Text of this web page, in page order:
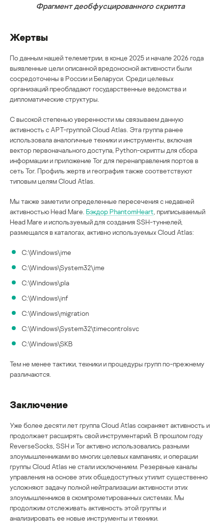
Фрагмент деобфусцированного скрипта
Жертвы
По данным нашей телеметрии, в конце 2025 и начале 2026 года
выявленные цели описанной вредоносной активности были
сосредоточены в России и Беларуси. Среди целевых
организаций преобладают государственные ведомства и
дипломатические структуры.
С высокой степенью уверенности мы связываем данную
активность с APT-группой Cloud Atlas. Эта группа ранее
использовала аналогичные техники и инструменты, включая
вектор первоначального доступа, Python-скрипты для сбора
информации и приложение Tor для перенаправления портов в
сеть Tor. Профиль жертв и география также соответствуют
типовым целям Cloud Atlas.
Мы также заметили определенные пересечения с недавней
активностью Head Mare. Бэкдор PhantomHeart , приписываемый
Head Mare и используемый для создания SSH-туннелей,
размещался в каталогах, активно используемых Cloud Atlas:
C:\Windows\ime
C:\Windows\System32\ime
C:\Windows\pla
C:\Windows\inf
C:\Windows\migration
C:\Windows\System32\timecontrolsvc
C:\Windows\SKB
Тем не менее тактики, техники и процедуры групп по-прежнему
различаются.
Заключение
Уже более десяти лет группа Cloud Atlas сохраняет активность и
продолжает расширять свой инструментарий. В прошлом году
ReverseSocks, SSH и Tor активно использовались разными
злоумышленниками во многих целевых кампаниях, и операции
группы Cloud Atlas не стали исключением. Резервные каналы
управления на основе этих общедоступных утилит существенно
усложняют задачу полной нейтрализации активности этих
злоумышленников в скомпрометированных системах. Мы
продолжим отслеживать активность этой группы и
анализировать ее новые инструменты и техники.